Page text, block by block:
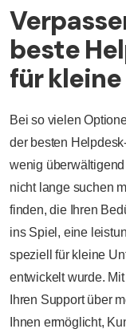
beste
für
Bei so vielen
der besten
wenig
nicht lange suchen
finden, die Ihren
ins Spiel, eine
speziell für kleine
entwickelt wurde.
Ihren Support über
Ihnen ermöglicht,